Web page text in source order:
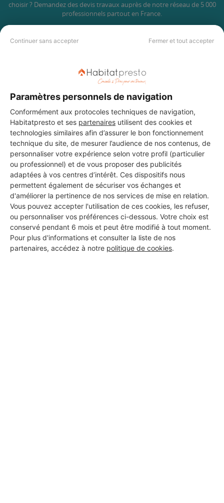
Continuer sans accepter Fermer et tout accepter
Paramètres personnels de navigation
Conformément aux protocoles techniques de navigation,
Habitatpresto et ses partenaires utilisent des cookies et
technologies similaires afin d’assurer le bon fonctionnement
technique du site, de mesurer l’audience de nos contenus, de
personnaliser votre expérience selon votre profil (particulier
ou professionnel) et de vous proposer des publicités
adaptées à vos centres d’intérêt. Ces dispositifs nous
permettent également de sécuriser vos échanges et
d'améliorer la pertinence de nos services de mise en relation.
Vous pouvez accepter l'utilisation de ces cookies, les refuser,
ou personnaliser vos préférences ci-dessous. Votre choix est
conservé pendant 6 mois et peut être modifié à tout moment.
Pour plus d'informations et consulter la liste de nos
partenaires, accédez à notre politique de cookies.
choisir ? Demandez des devis travaux auprès de notre réseau de 5 000
professionnels partout en France.
DEMANDER UN DEVIS
Les 1 autres Carreleurs pour
vos travaux à Saint-Laurent-
du-Bois
AF Terrassement
Saint-Laurent-du-Bois
14 projets acceptés